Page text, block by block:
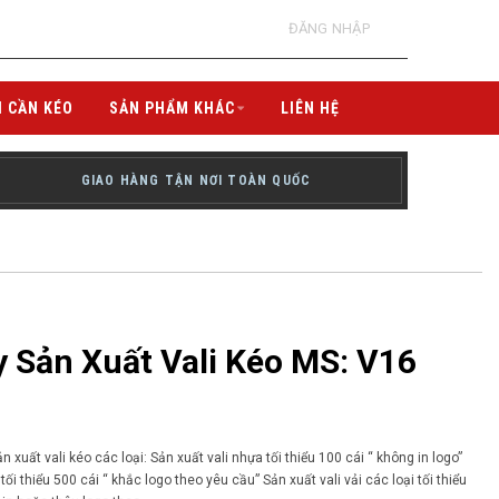
ĐĂNG NHẬP
CẦN KÉO SẢN PHẨM KHÁC LIÊN HỆ
GIAO HÀNG TẬN NƠI TOÀN QUỐC
Sản Xuất Vali Kéo MS: V16
xuất vali kéo các loại: Sản xuất vali nhựa tối thiểu 100 cái “ không in logo”
thiểu 500 cái “ khắc logo theo yêu cầu” Sản xuất vali vải các loại tối thiểu